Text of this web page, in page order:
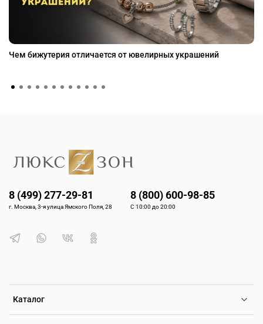
Чем бижутерия отличается от ювелирных украшений
Каталог
8 (499) 277-29-81
г. Москва, 3-я улица Ямского Поля, 28
8 (800) 600-98-85
С 10:00 до 20:00